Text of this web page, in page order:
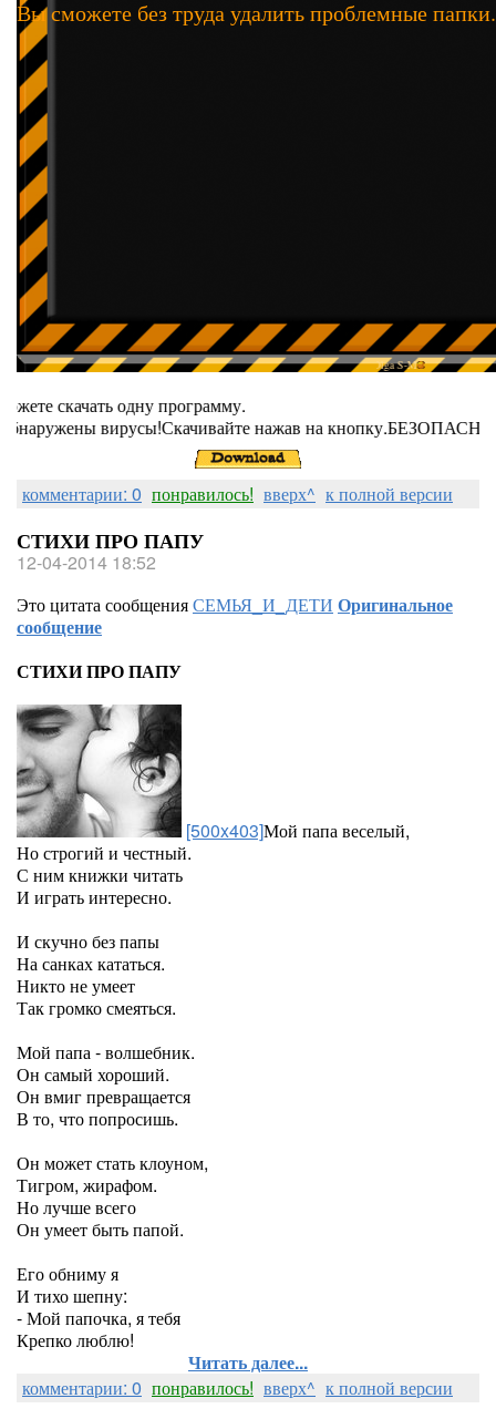
Вы сможете без труда удалить проблемные папки.
Olga S-M
вы можете скачать одну программу.
обнаружены вирусы!Скачивайте нажав на
комментарии: 0 понравилось! вверх^ к полной версии
СТИХИ ПРО ПАПУ
12-04-2014 18:52
Это цитата сообщенияСЕМЬЯ_И_ДЕТИ Оригинальное
сообщение
СТИХИ ПРО ПАПУ
[500x403]Мой папа веселый,
Но строгий и честный.
С ним книжки читать
И играть интересно.
И скучно без папы
На санках кататься.
Никто не умеет
Так громко смеяться.
Мой папа - волшебник.
Он самый хороший.
Он вмиг превращается
В то, что попросишь.
Он может стать клоуном,
Тигром, жирафом.
Но лучше всего
Он умеет быть папой.
Его обниму я
И тихо шепну:
- Мой папочка, я тебя
Крепко люблю!
Читать далее...
комментарии: 0 понравилось! вверх^ к полной версии